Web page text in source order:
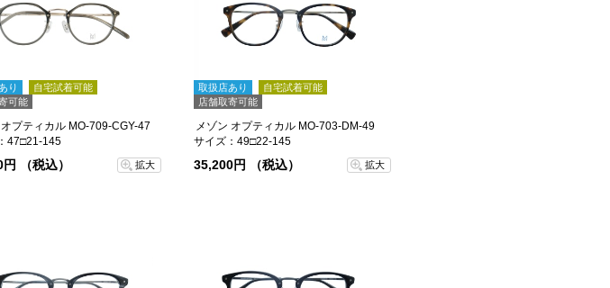
り
自宅試着可能
可能
オプティカル MO-709-CGY-47
47□21-145
（税込） 拡大
取扱店あり
自宅試着可能
店舗取寄可能
メゾン オプティカル MO-703-DM-49
サイズ：49□22-145
35,200円 （税込） 拡大